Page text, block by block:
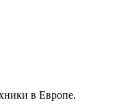
в Европе.